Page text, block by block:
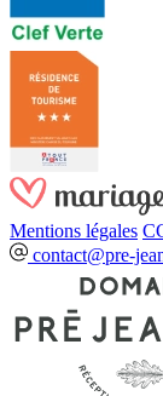
Mentions légales
contact@pre-